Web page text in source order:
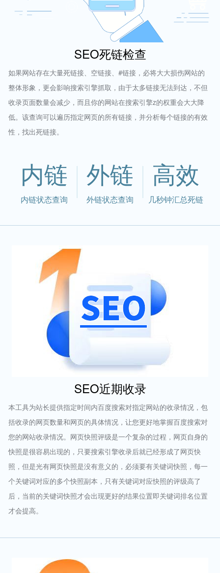
SEO死链检查
如果网站存在大量死链接、空链接、#链接，必将大大损伤网站的
整体形象，更会影响搜索引擎抓取，由于太多链接无法到达，不但
收录页面数量会减少，而且你的网站在搜索引擎z的权重会大大降
低。该查询可以遍历指定网页的所有链接，并分析每个链接的有效
性，找出死链接。
内链
内链状态查询
外链
外链状态查询
高效
几秒钟汇总死链
SEO近期收录
本工具为站长提供指定时间内百度搜索对指定网站的收录情况，包
括收录的网页数量和网页的具体情况，让您更好地掌握百度搜索对
您的网站收录情况。网页快照评级是一个复杂的过程，网页自身的
快照是很容易出现的，只要搜索引擎收录后就已经形成了网页快
照，但是光有网页快照是没有意义的，必须要有关键词快照，每一
个关键词对应的多个快照副本，只有关键词对应快照的评级高了
后，当前的关键词快照才会出现更好的结果位置即关键词排名位置
才会提高。